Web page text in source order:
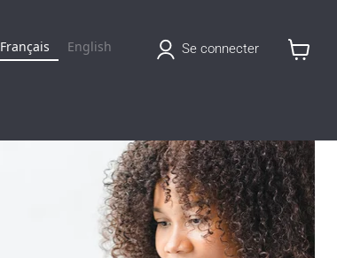
Français English Se connecter